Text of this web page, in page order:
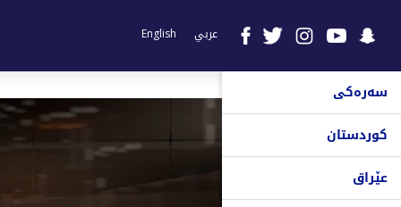
عربي English
سەرەکی
کوردستان
عێراق